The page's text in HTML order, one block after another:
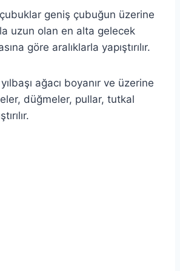
çubuklar geniş çubuğun üzerine
uzun olan en alta gelecek
göre aralıklarla yapıştırılır.
ağacı boyanır ve üzerine
düğmeler, pullar, tutkal